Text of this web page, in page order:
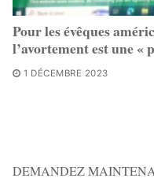
Pour les évêques
l’avortement est une «
1 DÉCEMBRE 2023
DEMANDEZ